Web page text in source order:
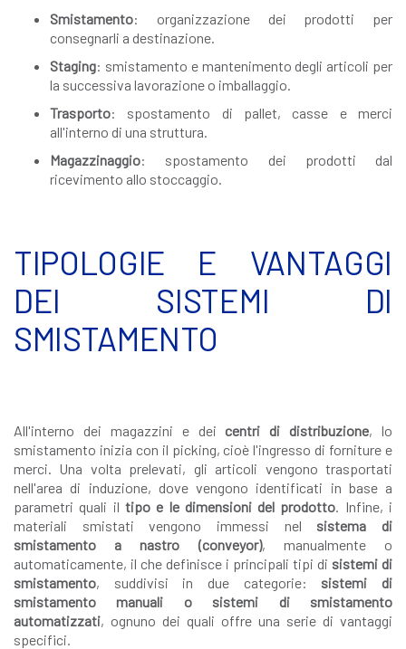
Smistamento: organizzazione dei prodotti per
consegnarli a destinazione.
Staging: smistamento e mantenimento degli articoli per
la successiva lavorazione o imballaggio.
Trasporto: spostamento di pallet, casse e merci
all'interno di una struttura.
Magazzinaggio: spostamento dei prodotti dal
ricevimento allo stoccaggio.
TIPOLOGIE E VANTAGGI
DEI SISTEMI DI
SMISTAMENTO
All'interno dei magazzini e dei centri di distribuzione, lo
smistamento inizia con il picking, cioè l'ingresso di forniture e
merci. Una volta prelevati, gli articoli vengono trasportati
nell'area di induzione, dove vengono identificati in base a
parametri quali il tipo e le dimensioni del prodotto . Infine, i
materiali smistati vengono immessi nel sistema di
smistamento a nastro (conveyor), manualmente o
automaticamente, il che definisce i principali tipi di sistemi di
smistamento, suddivisi in due categorie: sistemi di
smistamento manuali o sistemi di smistamento
automatizzati, ognuno dei quali offre una serie di vantaggi
specifici.